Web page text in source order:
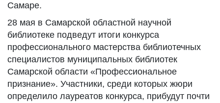
Самаре.
28 мая в Самарской областной научной
библиотеке подведут итоги конкурса
профессионального мастерства библиотечных
специалистов муниципальных библиотек
Самарской области «Профессиональное
признание». Участники, среди которых жюри
определило лауреатов конкурса, прибудут почти